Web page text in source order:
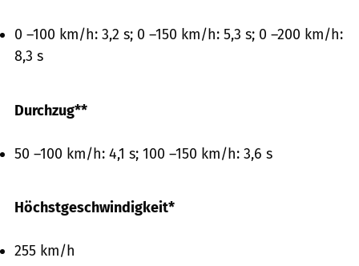
0 –100 km/h: 3,2 s; 0 –150 km/h: 5,3 s; 0 –200 km/h:
8,3 s
Durchzug**
50 –100 km/h: 4,1 s; 100 –150 km/h: 3,6 s
Höchstgeschwindigkeit*
255 km/h